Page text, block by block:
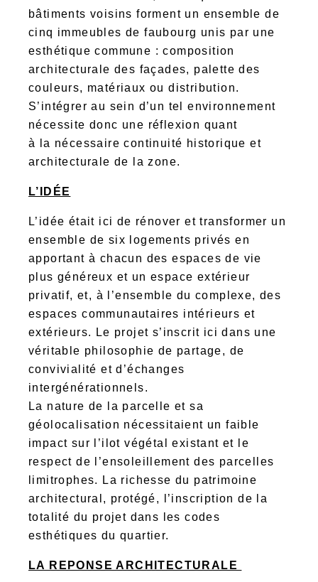
bâtiments voisins forment un ensemble de
cinq immeubles de faubourg unis par une
esthétique commune : composition
architecturale des façades, palette des
couleurs, matériaux ou distribution.
S’intégrer au sein d’un tel environnement
nécessite donc une réflexion quant
à la nécessaire continuité historique et
architecturale de la zone.
L’IDÉE
L’idée était ici de rénover et transformer un
ensemble de six logements privés en
apportant à chacun des espaces de vie
plus généreux et un espace extérieur
privatif, et, à l’ensemble du complexe, des
espaces communautaires intérieurs et
extérieurs. Le projet s’inscrit ici dans une
véritable philosophie de partage, de
convivialité et d’échanges
intergénérationnels.
La nature de la parcelle et sa
géolocalisation nécessitaient un faible
impact sur l’ilot végétal existant et le
respect de l’ensoleillement des parcelles
limitrophes. La richesse du patrimoine
architectural, protégé, l’inscription de la
totalité du projet dans les codes
esthétiques du quartier.
LA REPONSE ARCHITECTURALE